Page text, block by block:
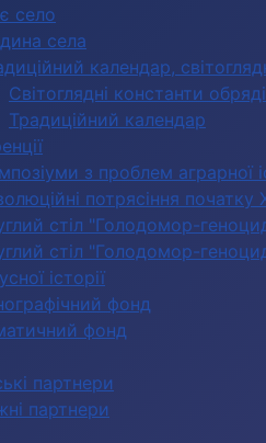
село
села
календар,
Світоглядні константи
Традиційний календар
з проблем аграрної
потрясіння початку
стіл "Голодомор-
стіл "Голодомор-
історії
фонд
фонд
партнери
партнери